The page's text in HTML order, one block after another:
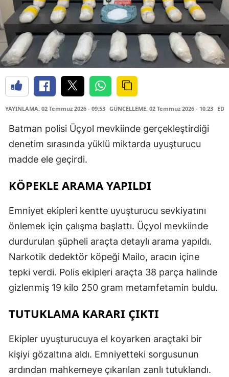
YAYINLAMA: 02 Temmuz 2026 - 09:53 GÜNCELLEME: 02 Temmuz 2026 - 10:23
Batman polisi Üçyol mevkiinde gerçekleştirdiği
denetim sırasında yüklü miktarda uyuşturucu
madde ele geçirdi.
KÖPEKLE ARAMA YAPILDI
Emniyet ekipleri kentte uyuşturucu sevkiyatını
önlemek için çalışma başlattı. Üçyol mevkiinde
durdurulan şüpheli araçta detaylı arama yapıldı.
Narkotik dedektör köpeği Mailo, aracın içine
tepki verdi. Polis ekipleri araçta 38 parça halinde
gizlenmiş 19 kilo 250 gram metamfetamin buldu.
TUTUKLAMA KARARI ÇIKTI
Ekipler uyuşturucuya el koyarken araçtaki bir
kişiyi gözaltına aldı. Emniyetteki sorgusunun
ardından mahkemeye çıkarılan zanlı tutuklandı.